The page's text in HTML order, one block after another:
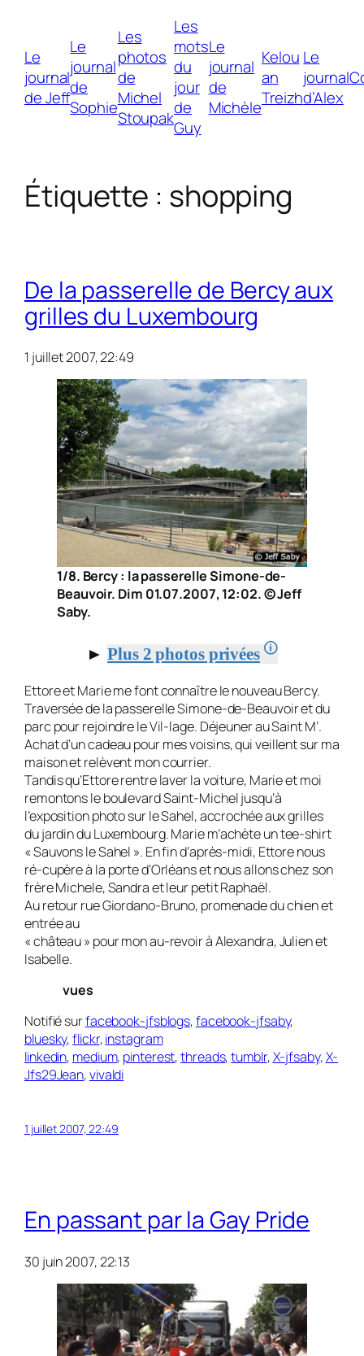
Le
journal
de Jeff
Le
journal
de
Sophie
Les
photos
de
Michel
Stoupak
Les
mots
du
jour
de
Guy
Le
journal
de
Michèle
Kelou
an
Treizh
Le
journal
d’Alex
Étiquette : shopping
De la passerelle de Bercy aux
grilles du Luxembourg
1 juillet 2007, 22:49
1/8. Bercy : la passerelle Simone-de-
Beauvoir. Dim 01.07.2007, 12:02. © Jeff
Saby.
►Plus 2 photos privées 🛈
Ettore et Marie me font connaître le nouveau Bercy.
Traversée de la passerelle Simone-de-Beauvoir et du
parc pour rejoindre le Vil-lage. Déjeuner au Saint M’.
Achat d’un cadeau pour mes voisins, qui veillent sur ma
maison et relèvent mon courrier.
Tandis qu’Ettore rentre laver la voiture, Marie et moi
remontons le boulevard Saint-Michel jusqu’à
l’exposition photo sur le Sahel, accrochée aux grilles
du jardin du Luxembourg. Marie m’achète un tee-shirt
« Sauvons le Sahel ». En fin d’après-midi, Ettore nous
ré-cupère à la porte d’Orléans et nous allons chez son
frère Michele, Sandra et leur petit Raphaël.
Au retour rue Giordano-Bruno, promenade du chien et
entrée au
« château » pour mon au-revoir à Alexandra, Julien et
Isabelle.
vues
Notifié surfacebook-jfsblogs,facebook-jfsaby,
bluesky,flickr,instagram
linkedin, medium, pinterest,threads,tumblr,X-jfsaby,X-
Jfs29Jean,vivaldi
1 juillet 2007, 22:49
En passant par la Gay Pride
30 juin 2007, 22:13